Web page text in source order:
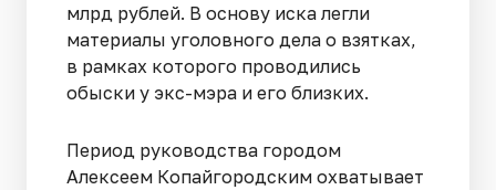
млрд рублей. В основу иска легли
материалы уголовного дела о взятках,
в рамках которого проводились
обыски у экс-мэра и его близких.
Период руководства городом
Алексеем Ко­пайгородским охватывает